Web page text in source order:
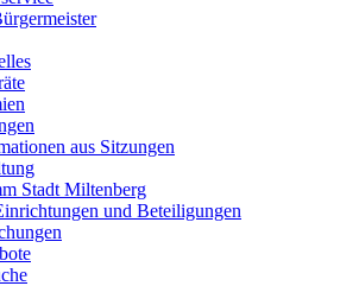
aus Sitzungen
Stadt Miltenberg
und Beteiligungen